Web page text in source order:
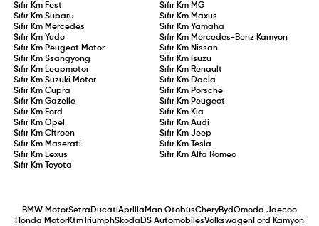
Sıfır Km Fest Sıfır Km MG
Sıfır KmSubaru Sıfır Km Maxus
Sıfır Km Mercedes Sıfır Km Yamaha
Sıfır KmYudo Sıfır Km Mercedes-Benz Kamyon
Sıfır Km Peugeot Motor Sıfır Km Nissan
Sıfır KmSsangyong Sıfır Km Isuzu
Sıfır Km Leapmotor Sıfır Km Renault
Sıfır KmSuzuki Motor Sıfır Km Dacia
Sıfır KmCupra Sıfır Km Porsche
Sıfır KmGazelle Sıfır Km Peugeot
Sıfır Km Ford Sıfır Km Kia
Sıfır KmOpel Sıfır Km Audi
Sıfır KmCitroen Sıfır Km Jeep
Sıfır Km Maserati Sıfır Km
Tesla
Sıfır Km Lexus Sıfır Km Alfa Romeo
Sıfır Km
Toyota
BMW MotorSetra DucatiAprilia Man OtobüsCheryBydOmoda Jaecoo
Honda MotorKtm TriumphSkoda DS AutomobilesVolkswagenFord Kamyon